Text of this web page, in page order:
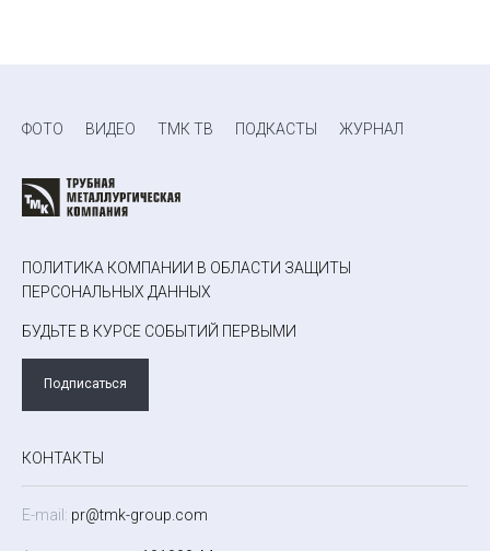
ФОТО ВИДЕО ТМК ТВ ПОДКАСТЫ ЖУРНАЛ
ПОЛИТИКА КОМПАНИИ В ОБЛАСТИ ЗАЩИТЫ
ПЕРСОНАЛЬНЫХ ДАННЫХ
БУДЬТЕ В КУРСЕ СОБЫТИЙ ПЕРВЫМИ
Подписаться
КОНТАКТЫ
E-mail: pr@tmk-group.com